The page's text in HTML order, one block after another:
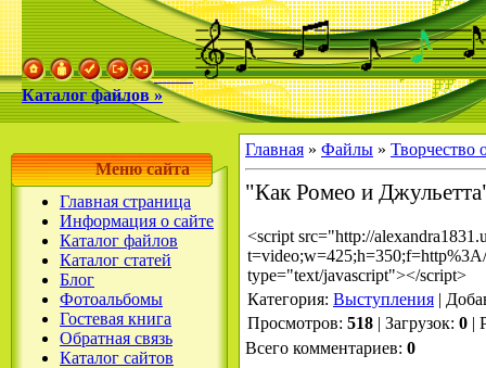
Каталог файлов »
Меню сайта
Главная страница
Информация о сайте
Каталог файлов
Каталог статей
Блог
Фотоальбомы
Гостевая книга
Обратная связь
Каталог сайтов
Главная » Файлы » Творчество
"Как Ромео и
<script src="http://
type="text/javascript"></script>
Категория: Выступления |
Просмотров: 518 | Загрузок: 0 |
Всего комментариев: 0